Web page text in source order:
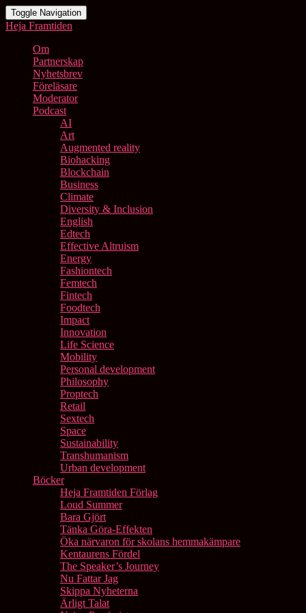
Toggle Navigation
Heja Framtiden
Om
Partnerskap
Nyhetsbrev
Föreläsare
Moderator
Podcast
AI
Art
Augmented reality
Biohacking
Blockchain
Business
Climate
Diversity & Inclusion
English
Edtech
Effective Altruism
Energy
Fashiontech
Femtech
Fintech
Foodtech
Impact
Innovation
Life Science
Mobility
Personal development
Philosophy
Proptech
Retail
Sextech
Space
Sustainability
Transhumanism
Urban development
Böcker
Heja Framtiden Förlag
Loud Summer
Bara Gjört
Tänka Göra-Effekten
Öka närvaron för skolans hemmakämpare
Kentaurens Fördel
The Speaker’s Journey
Nu Fattar Jag
Skippa Nyheterna
Ärligt Talat